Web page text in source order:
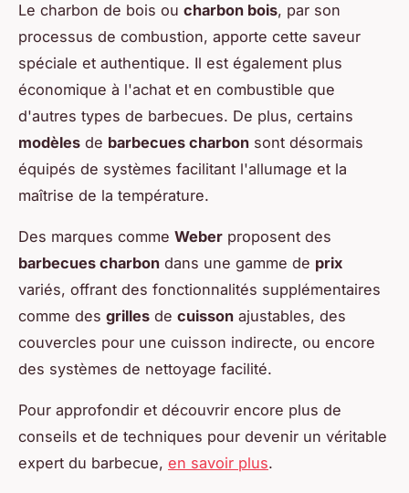
Le charbon de bois ou charbon bois, par son
processus de combustion, apporte cette saveur
spéciale et authentique. Il est également plus
économique à l'achat et en combustible que
d'autres types de barbecues. De plus, certains
modèles de barbecues charbon sont désormais
équipés de systèmes facilitant l'allumage et la
maîtrise de la température.
Des marques comme Weber proposent des
barbecues charbon dans une gamme de prix
variés, offrant des fonctionnalités supplémentaires
comme des grilles de cuisson ajustables, des
couvercles pour une cuisson indirecte, ou encore
des systèmes de nettoyage facilité.
Pour approfondir et découvrir encore plus de
conseils et de techniques pour devenir un véritable
expert du barbecue, en savoir plus.